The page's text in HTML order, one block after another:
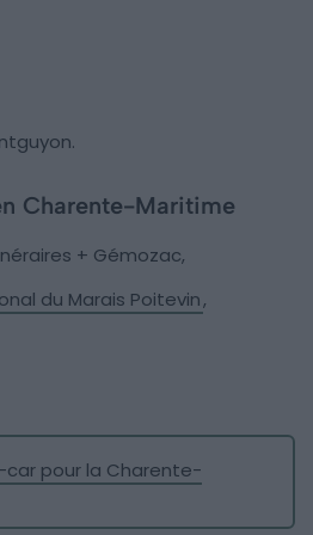
Charente-Maritime
+ Gémozac,
du Marais Poitevin,
car pour la Charente-